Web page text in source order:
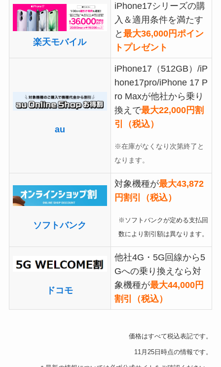
楽天モバイル
iPhone17シリーズの購
入＆適用条件を満たす
と最大36,000円ポイン
トプレゼント
au
iPhone17（512GB）/iP
hone17pro/iPhone 17 P
ro Maxが他社から乗り
換えで最大22,000円割
引（税込）
※在庫がなくなり次第終了と
なります。
ソフトバンク
対象機種が最大43,872
円割引（税込）
※ソフトバンクが定める支払回
数により割引額は異なります。
ドコモ
他社4G・5G回線から5
Gへの乗り換えなら対
象機種が最大44,000円
割引（税込）
価格はすべて税込表記です。
11月25日時点の情報です。